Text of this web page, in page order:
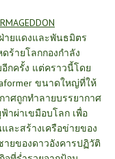
ายแดงและพันธมิตร
ร้ายโลกกองกำลัง
กครั้ง แต่คราวนี้โดย
ขนาดใหญ่ที่ให้
าศถูกทำลายบรรยากาศ
าผ่าเขมือบโลก เพื่อ
ละสร้างเครือข่ายของ
ยของดาวอังคารปฏิวัติ